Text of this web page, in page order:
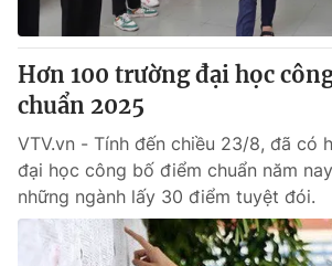
Hơn 100 trường đại học
chuẩn 2025
VTV.vn - Tính đến chiều 23/8, đã có
đại học công bố điểm chuẩn năm
những ngành lấy 30 điểm tuyệt đói.